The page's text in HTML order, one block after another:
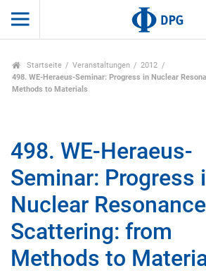
Startseite Veranstaltungen
2012
498. WE-Heraeus-Seminar: Progress in Nuclear
Methods to Materials
498. WE-Heraeus-
Seminar: Progress
Nuclear Resonance
Scattering: from
Methods to